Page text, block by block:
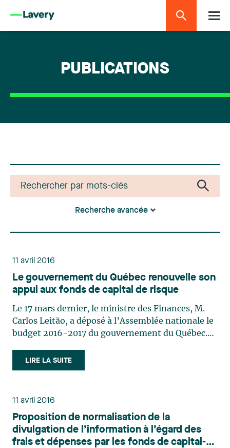
PUBLICATIONS
Recherche avancée
11 avril 2016
Le gouvernement du Québec renouvelle son
appui aux fonds de capital de risque
Le 17 mars dernier, le ministre des Finances, M.
Carlos Leitão, a déposé à l’Assemblée nationale le
budget 2016-2017 du gouvernement du Québec.
favoriser la création d’emploi et la croissance
économique, en misant plus particulièrement sur
LIRE LA SUITE
11 avril 2016
Proposition de normalisation de la
divulgation de l’information à l’égard des
frais et dépenses par les fonds de capital-